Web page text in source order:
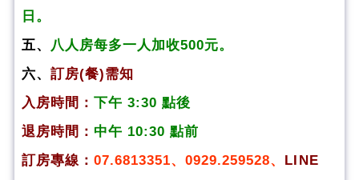
日。
五、 八人房每多一人加收500元。
六、 訂房(餐)需知
入房時間： 下午 3:30 點後
退房時間： 中午 10:30 點前
訂房專線： 07.6813351、0929.259528、 LINE